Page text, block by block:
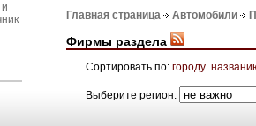
Главная страница Автомобили
Фирмы раздела
Сортировать по: городу
Выберите регион: